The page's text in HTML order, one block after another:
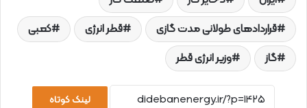
قراردادهای طولانی مدت گازی
قطر انرژی
کعبی
گاز
وزیر انرژی قطر
لینک کوتاه